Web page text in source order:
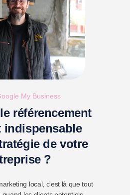
My Business
référencement
indispensable
de votre
?
local, c'est là que tout